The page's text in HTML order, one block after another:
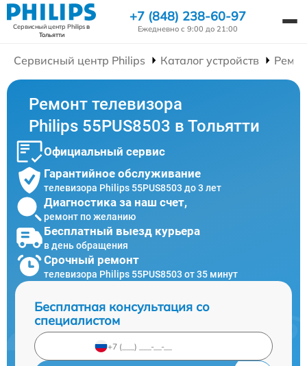
Сервисный центр Philipsв
Тольятти
+7 (848) 238-60-97
Ежедневно с 9:00 до 21:00
Сервисный центр Philips Каталог устройств
Ремонт телевизора
Philips 55PUS8503 в Тольятти
Официальный сервис
Гарантийное обслуживание
телевизора Philips 55PUS8503 до 3 лет
Диагностика за наш счет,
ремонт по желанию
Бесплатный выезд курьера
в день обращения
Срочный ремонт
телевизора Philips 55PUS8503 от 35 минут
Бесплатная консультация со
специалистом